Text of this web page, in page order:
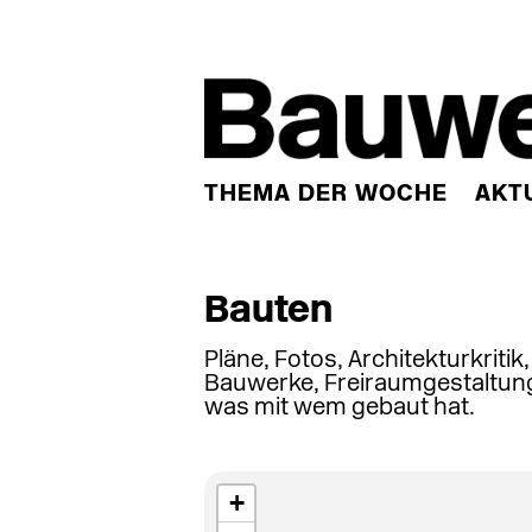
THEMA DER WOCHE
Bauten
Pläne, Fotos,
Bauwerke,
was mit wem gebaut hat.
+